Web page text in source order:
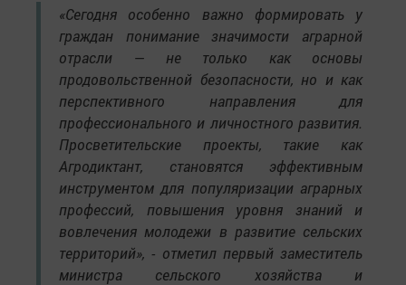
«Сегодня особенно важно формировать у
граждан понимание значимости аграрной
отрасли — не только как основы
продовольственной безопасности, но и как
перспективного направления для
профессионального и личностного развития.
Просветительские проекты, такие как
Агродиктант, становятся эффективным
инструментом для популяризации аграрных
профессий, повышения уровня знаний и
вовлечения молодежи в развитие сельских
территорий», - отметил первый заместитель
министра сельского хозяйства и